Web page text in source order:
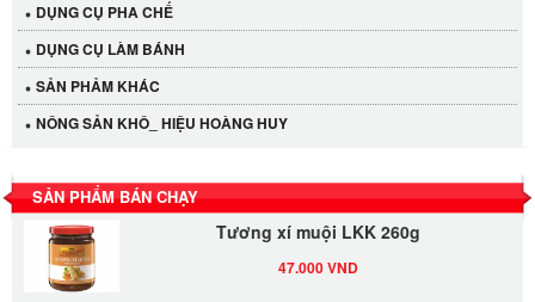
DỤNG CỤ PHA CHẾ
DỤNG CỤ LÀM BÁNH
SẢN PHẢM KHÁC
NÔNG SẢN KHÔ_ HIỆU HOÀNG HUY
SẢN PHẨM BÁN CHẠY
Cần Tây Đà Lạt
40.000 VND
LỐC 12 HỦ Tương xí muội LKK 260g
Tương xí muội LKK 260g